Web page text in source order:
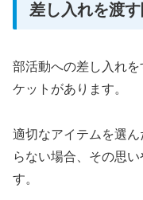
差し入れを渡
部活動への差し入れ
ケットがあります。
適切なアイテムを選
らない場合、その思
す。